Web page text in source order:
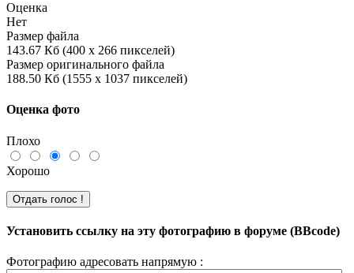
Оценка
Нет
Размер файла
143.67 Кб (400 x 266 пикселей)
Размер оригинального файла
188.50 Кб (1555 x 1037 пикселей)
Оценка фото
Плохо
Хорошо
Установить ссылку на эту фотографию в форуме (BBcode)
Фотографию адресовать напрямую :